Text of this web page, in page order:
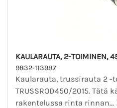
KAULARAUTA, 2-TOIMINEN,
9832-113987
Kaularauta, trussirauta 2 -
TRUSSROD450/2015. Tätä
rakentelussa rinta rinnan...